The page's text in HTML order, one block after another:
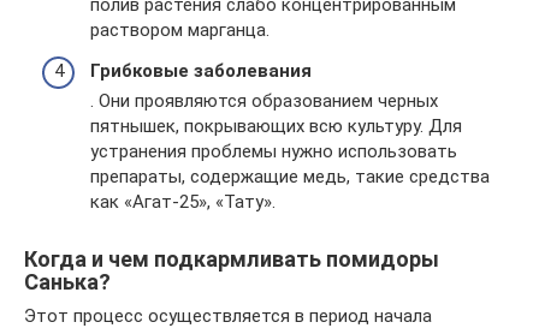
полив растения слабо концентрированным
раствором марганца.
Грибковые заболевания
. Они проявляются образованием черных
пятнышек, покрывающих всю культуру. Для
устранения проблемы нужно использовать
препараты, содержащие медь, такие средства
как «Агат-25», «Тату».
Когда и чем подкармливать помидоры
Санька?
Этот процесс осуществляется в период начала